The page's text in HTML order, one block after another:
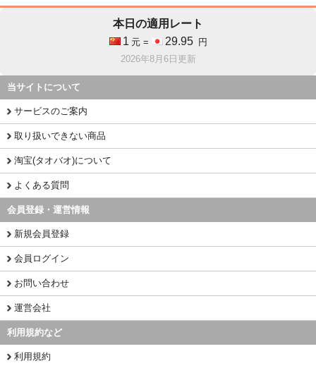
本日の適用レート
1 元 = 29.95
円
2026年8月6日更新
当サイトについて
サービスのご案内
取り扱いできない商品
淘宝(タオバオ)について
よくある質問
会員登録・運営情報
新規会員登録
会員ログイン
お問い合わせ
運営会社
利用規約など
利用規約